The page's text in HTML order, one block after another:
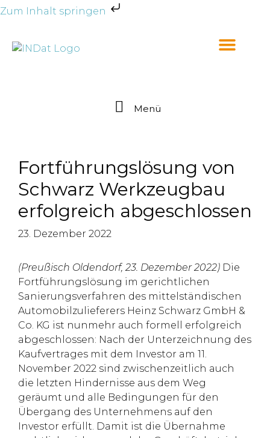
Zum Inhalt springen
Menü
Fortführungslösung von
Schwarz Werkzeugbau
erfolgreich abgeschlossen
23. Dezember 2022
(Preußisch Oldendorf, 23. Dezember 2022) Die
Fortführungslösung im gerichtlichen
Sanierungsverfahren des mittelständischen
Automobilzulieferers Heinz Schwarz GmbH &
Co. KG ist nunmehr auch formell erfolgreich
abgeschlossen: Nach der Unterzeichnung des
Kaufvertrages mit dem Investor am 11.
November 2022 sind zwischenzeitlich auch
die letzten Hindernisse aus dem Weg
geräumt und alle Bedingungen für den
Übergang des Unternehmens auf den
Investor erfüllt. Damit ist die Übernahme